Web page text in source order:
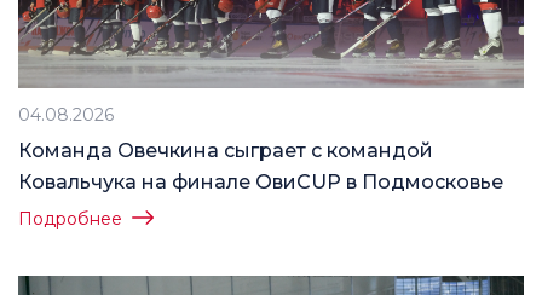
04.08.2026
Команда Овечкина сыграет с командой
Ковальчука на финале ОвиCUP в Подмосковье
Подробнее